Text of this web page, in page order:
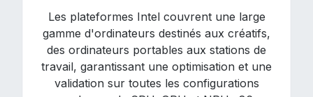
Les plateformes Intel couvrent une large
gamme d'ordinateurs destinés aux créatifs,
des ordinateurs portables aux stations de
travail, garantissant une optimisation et une
validation sur toutes les configurations